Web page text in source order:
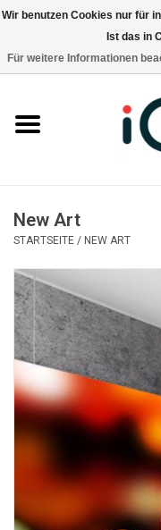
Marken
Rufen Sie uns an +32 3
New Art
STARTSEITE / NEW ART
Wir benutzen Cookies nur für
Ist das in
Für weitere Informationen